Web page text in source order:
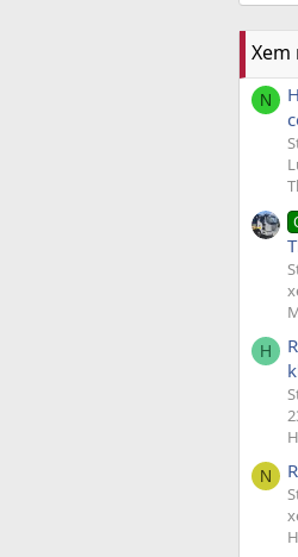
Xem
N
H
N